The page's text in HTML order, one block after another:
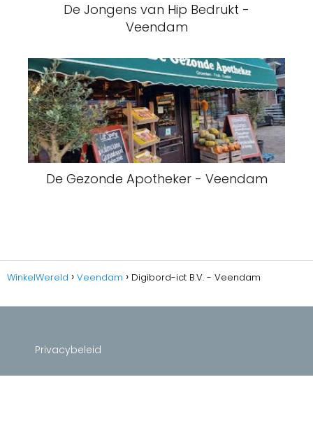
De Jongens van Hip Bedrukt -
Veendam
De Gezonde Apotheker - Veendam
WinkelWereld Veendam Digibord-ict B.V. - Veendam
Privacybeleid